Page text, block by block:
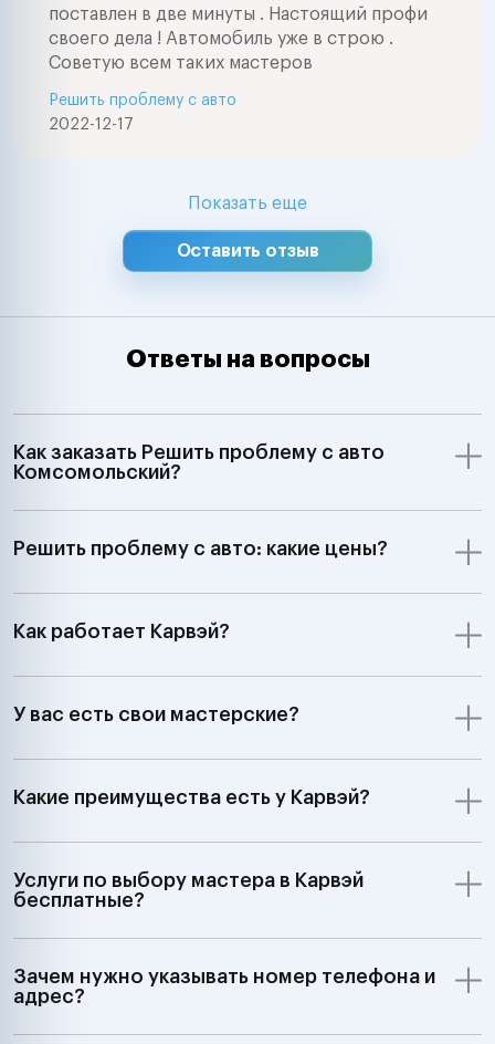
поставлен в две минуты . Настоящий профи
своего дела ! Автомобиль уже в строю .
Советую всем таких мастеров
2022-12-17
Решить проблему с авто
Показать еще
Оставить отзыв
Ответы на вопросы
Как заказать Решить проблему с авто
Комсомольский?
Решить проблему с авто: какие цены?
Как работает Карвэй?
У вас есть свои мастерские?
Какие преимущества есть у Карвэй?
Услуги по выбору мастера в Карвэй
бесплатные?
Зачем нужно указывать номер телефона и
адрес?